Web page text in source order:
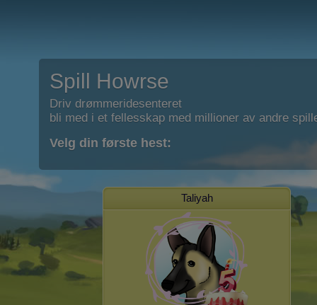
Spill Howrse
Driv drømmeridesenteret
bli med i et fellesskap med millioner av andre
Velg din første hest:
Taliyah